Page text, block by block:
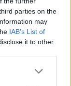
parties on the
may
IAB’s List of
it to other
: ha jobbra húz,
takar, ám ha
a képbe. Ezt
kutyák általában
a bal agyfélteke
kisugárzású
agyfélteke